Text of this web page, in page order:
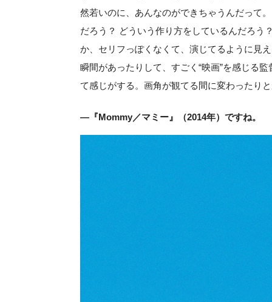
然若いのに、あんなのができちゃうんだって
だろう？ どういう作り方をしているんだろう
か、セリフっぽくなくて、演じてるように見
瞬間があったりして、すごく“映画”を感じる
て感じがする。画角が観てる間に変わったり
―『Mommy／マミー』（2014年）ですね。